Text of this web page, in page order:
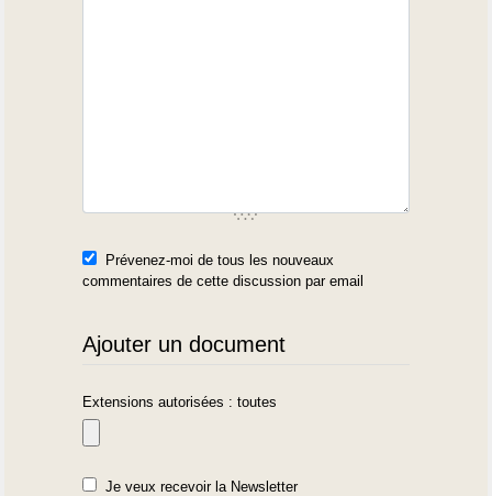
Prévenez-moi de tous les nouveaux
commentaires de cette discussion par email
Ajouter un document
Extensions autorisées : toutes
Je veux recevoir la Newsletter